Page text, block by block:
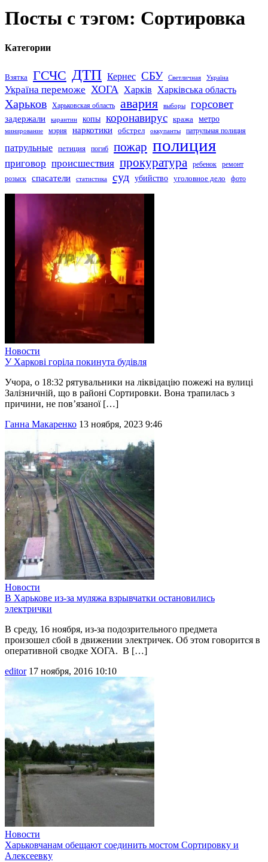
Посты с тэгом: Сортировка
Категории
Взятка ГСЧС ДТП Кернес СБУ Светличная Україна
Україна переможе ХОГА Харків Харківська область
Харьков Харьковская область авария выборы горсовет
задержали карантин копы коронавирус кража метро
минирование мэрия наркотики обстрел оккупанты патрульная полиция
патрульные петиция погиб пожар полиция
приговор происшествия прокуратура ребенок
ремонт
розыск
спасатели статистика суд убийство уголовное дело фото
Новости
У Харкові горіла покинута будівля
Учора, о 18:32 рятувальники на ліквідацію пожежі на вулиці
Залізничній, що в районі Сортировки. Вона трапилась з
причини, не пов’язаної […]
Ганна Макаренко 13 ноября, 2023 9:46
Новости
В Харькове из-за муляжа взрывчатки остановились
электрички
В среду, 16 ноября, из-за подозрительного предмета
произошел сбой в движении электричек. Об этом говорится в
оперативной сводке ХОГА. В […]
editor 17 ноября, 2016 10:10
Новости
Харьковчанам обещают соединить мостом Сортировку и
Алексеевку